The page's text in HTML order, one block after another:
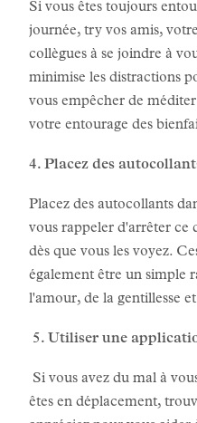
Si vous êtes toujours
journée, try vos amis,
collègues à se joindre à
minimise les distractions
vous empêcher de
votre entourage des
4. Placez des
Placez des autocollants
vous rappeler d'arrêter ce
dès que vous les voyez.
également être un simple
l'amour, de la gentillesse
5. Utiliser une
Si vous avez du mal à
êtes en déplacement,